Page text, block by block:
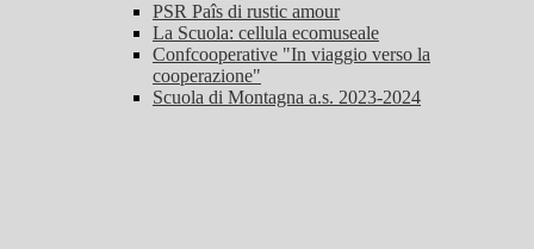
PSR Paîs di rustic amour
La Scuola: cellula ecomuseale
Confcooperative "In viaggio verso la
cooperazione"
Scuola di Montagna a.s. 2023-2024